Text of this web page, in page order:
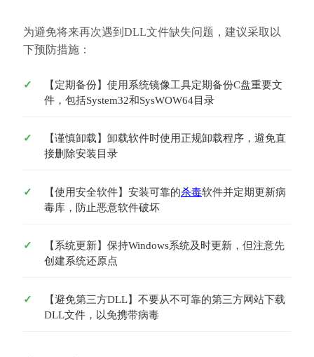
为避免将来再次遇到DLL文件缺失问题，建议采取以
下预防措施：
【定期备份】使用系统镜像工具定期备份C盘重要文
件，包括System32和SysWOW64目录
【谨慎卸载】卸载软件时使用正规卸载程序，避免直
接删除安装目录
【使用安全软件】安装可靠的杀毒软件并定期更新病
毒库，防止恶意软件破坏
【系统更新】保持Windows系统及时更新，但注意先
创建系统还原点
【避免第三方DLL】不要从不可靠的第三方网站下载
DLL文件，以免携带病毒